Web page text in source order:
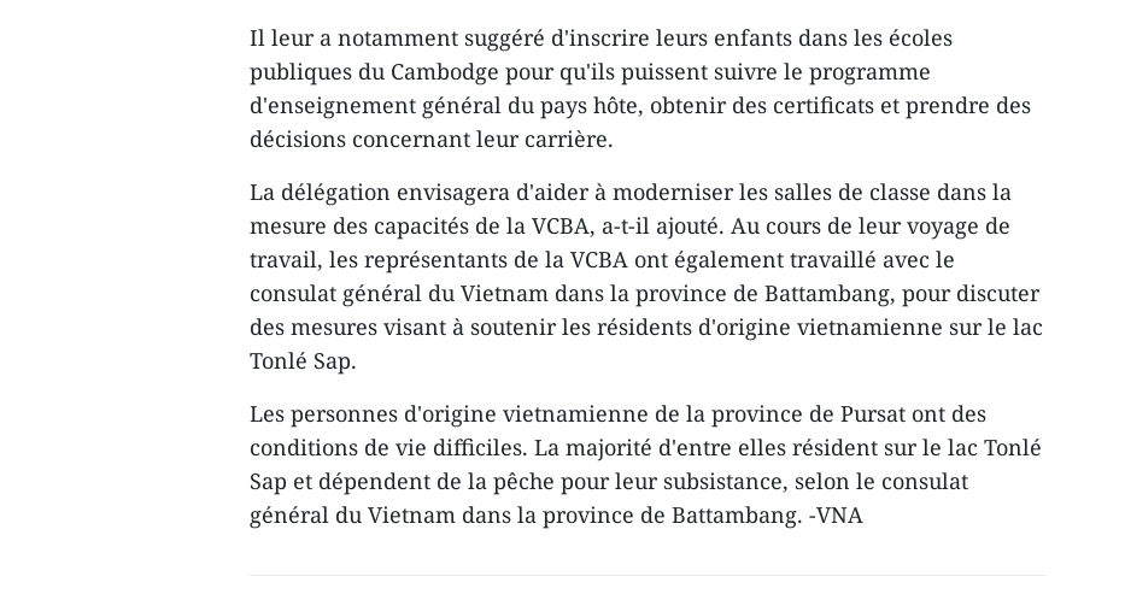
Il leur a notamment suggéré d'inscrire leurs enfants dans les écoles
publiques du Cambodge pour qu'ils puissent suivre le programme
d'enseignement général du pays hôte, obtenir des certificats et prendre des
décisions concernant leur carrière.
La délégation envisagera d'aider à moderniser les salles de classe dans la
mesure des capacités de la VCBA, a-t-il ajouté. Au cours de leur voyage de
travail, les représentants de la VCBA ont également travaillé avec le
consulat général du Vietnam dans la province de Battambang, pour discuter
des mesures visant à soutenir les résidents d'origine vietnamienne sur le lac
Tonlé Sap.
Les personnes d'origine vietnamienne de la province de Pursat ont des
conditions de vie difficiles. La majorité d'entre elles résident sur le lac Tonlé
Sap et dépendent de la pêche pour leur subsistance, selon le consulat
général du Vietnam dans la province de Battambang. -VNA